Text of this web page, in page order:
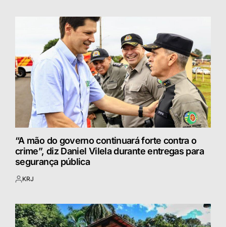
“A mão do governo continuará forte contra o
crime”, diz Daniel Vilela durante entregas para
segurança pública
Postado
KRJ